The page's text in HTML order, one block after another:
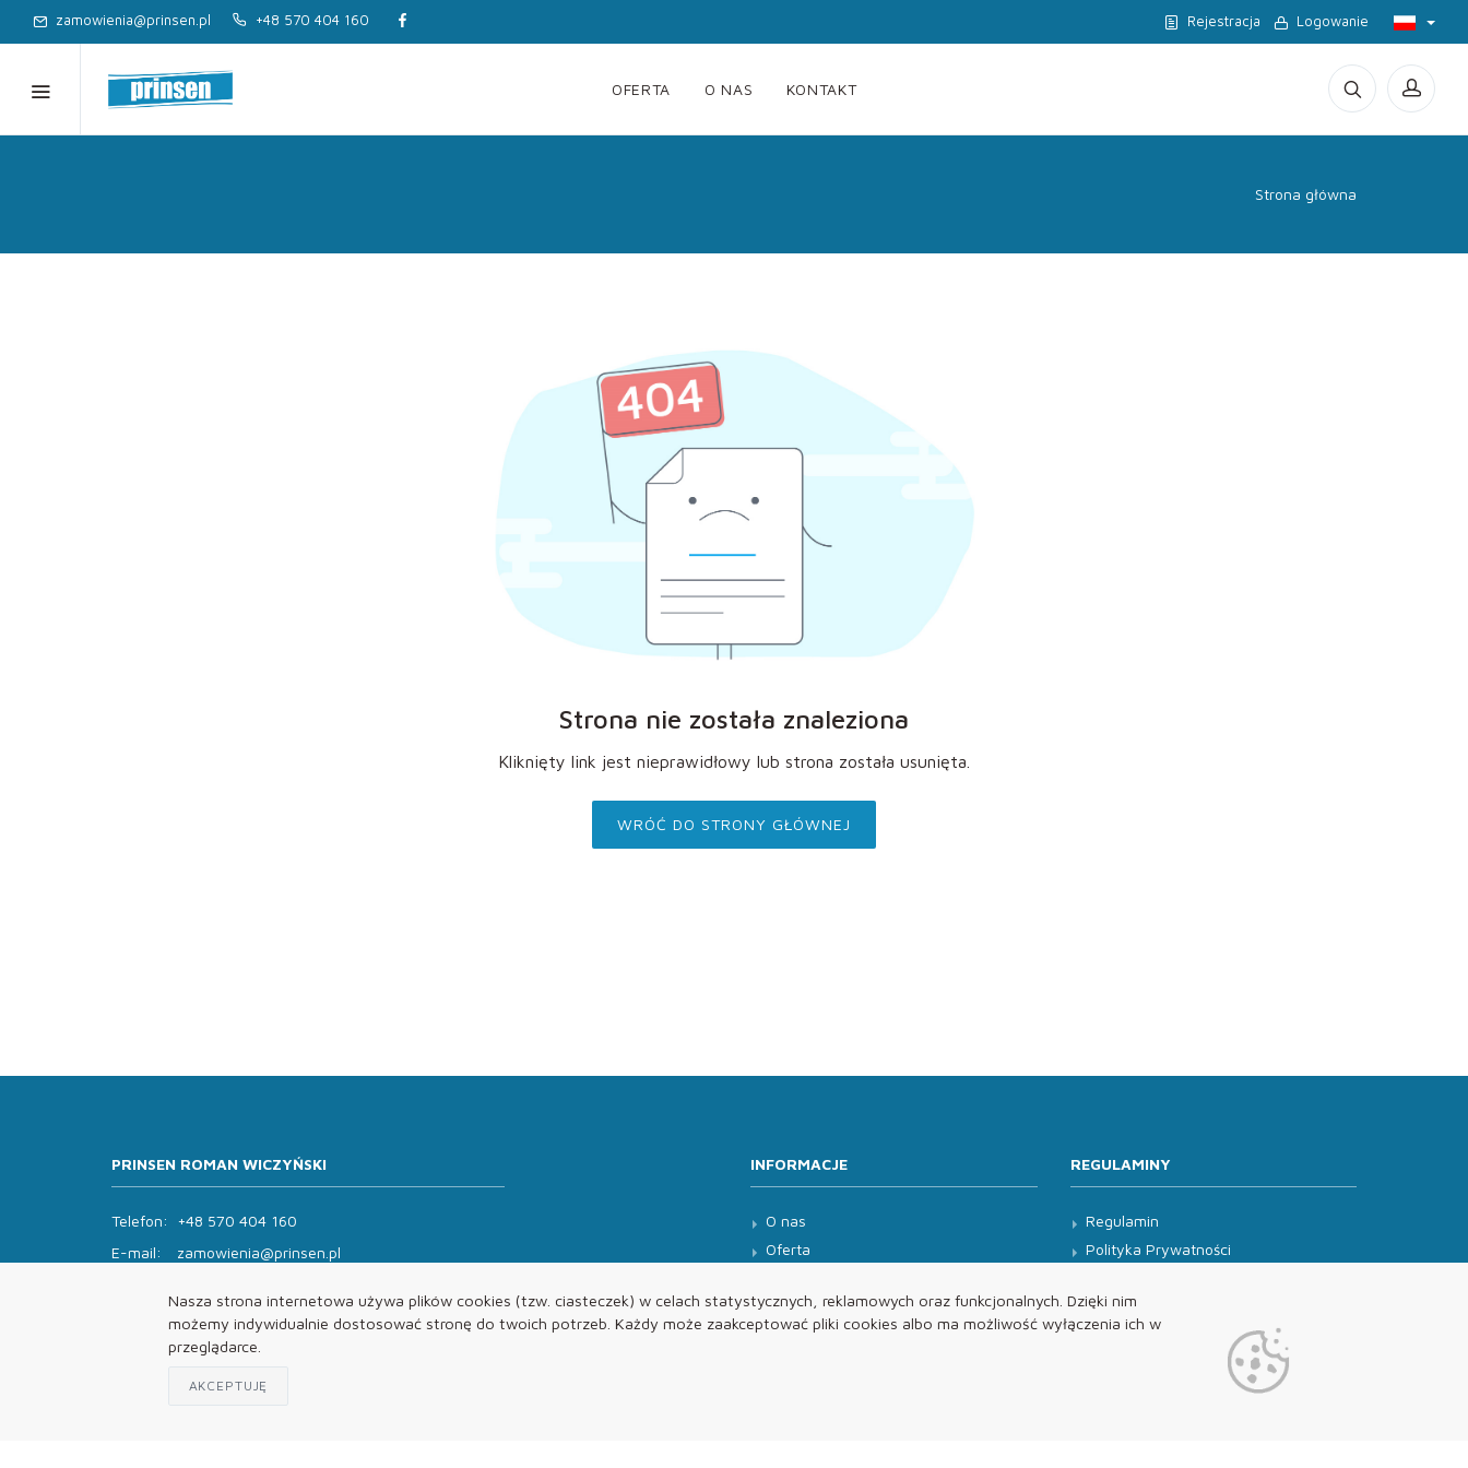
Nasza strona internetowa używa plików cookies (tzw. ciasteczek) w celach statystycznych, reklamowych oraz funkcjonalnych. Dzięki nim
możemy indywidualnie dostosować stronę do twoich potrzeb. Każdy może zaakceptować pliki cookies albo ma możliwość wyłączenia ich w
przeglądarce.
AKCEPTUJĘ
zamowienia@prinsen.pl +48 570 404 160 Rejestracja Logowanie
OFERTA O NAS KONTAKT
Strona główna
Strona nie została znaleziona
Kliknięty link jest nieprawidłowy lub strona została usunięta.
WRÓĆ DO STRONY GŁÓWNEJ
PRINSEN ROMAN WICZYŃSKI
Telefon:
+48 570 404 160
E-mail:
zamowienia@prinsen.pl
Pon - Pt: 8:00 - 14:00 Sob: zamknięte
INFORMACJE
O nas
Oferta
REGULAMINY
Regulamin
Polityka Prywatności